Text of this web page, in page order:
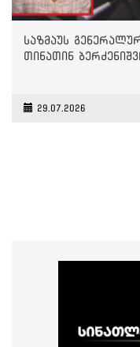
საზმაუს
თინათინ
29.07.2026